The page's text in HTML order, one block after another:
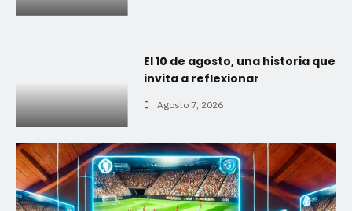
El 10 de agosto, una historia que
invita a reflexionar
Agosto 7, 2026